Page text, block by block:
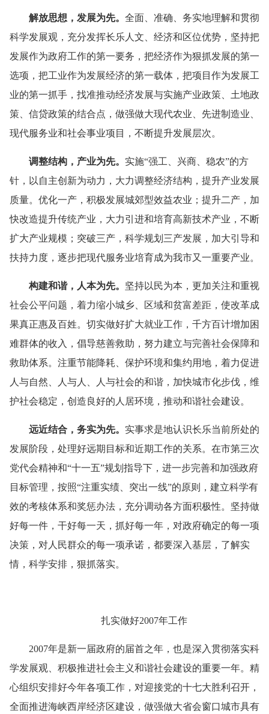
解放思想，发展为先。 全面、准确、务实地理解和贯彻
科学发展观，充分发挥长乐人文、经济和区位优势，坚持把
发展作为政府工作的第一要务，把经济作为狠抓发展的第一
选项，把工业作为发展经济的第一载体，把项目作为发展工
业的第一抓手，找准推动经济发展与实施产业政策、土地政
策、信贷政策的结合点，做强做大现代农业、先进制造业、
现代服务业和社会事业项目，不断提升发展层次。
调整结构，产业为先。 实施“强工、兴商、稳农”的方
针，以自主创新为动力，大力调整经济结构，提升产业发展
质量。优化一产，积极发展城郊型效益农业；提升二产，加
快改造提升传统产业，大力引进和培育高新技术产业，不断
扩大产业规模；突破三产，科学规划三产发展，加大引导和
扶持力度，逐步把现代服务业培育成为我市又一重要产业。
构建和谐，人本为先。 坚持以民为本，更加关注和重视
社会公平问题，着力缩小城乡、区域和贫富差距，使改革成
果真正惠及百姓。切实做好扩大就业工作，千方百计增加困
难群体的收入，倡导慈善救助，努力建立与完善社会保障和
救助体系。注重节能降耗、保护环境和集约用地，着力促进
人与自然、人与人、人与社会的和谐，加快城市化步伐，维
护社会稳定，创造良好的人居环境，推动和谐社会建设。
远近结合，务实为先。 实事求是地认识长乐当前所处的
发展阶段，处理好远期目标和近期工作的关系。在市第三次
党代会精神和“十一五”规划指导下，进一步完善和加强政府
目标管理，按照“注重实绩、突出一线”的原则，建立科学有
效的考核体系和奖惩办法，充分调动各方面积极性。坚持做
好每一件，干好每一天，抓好每一年，对政府确定的每一项
决策，对人民群众的每一项承诺，都要深入基层，了解实
情，科学安排，狠抓落实。
扎实做好2007年工作
2007年是新一届政府的届首之年，也是深入贯彻落实科
学发展观、积极推进社会主义和谐社会建设的重要一年。精
心组织安排好今年各项工作，对迎接党的十七大胜利召开，
全面推进海峡西岸经济区建设，做强做大省会窗口城市具有